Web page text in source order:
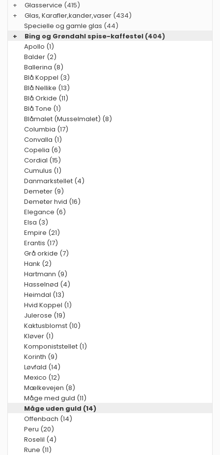
+
Glasservice (415)
+
Glas, Karafler,kander,vaser (434)
Specielle og gamle glas (44)
+
Bing og Grøndahl spise-kaffestel (404)
Apollo (1)
Balder (2)
Ballerina (8)
Blå Koppel (3)
Blå Nellike (13)
Blå Orkide (11)
Blå Tone (1)
Blåmalet (Musselmalet) (8)
Columbia (17)
Convalla (1)
Copelia (6)
Cordial (15)
Cumulus (1)
Danmarkstellet (4)
Demeter (9)
Demeter hvid (16)
Elegance (6)
Elsa (3)
Empire (21)
Erantis (17)
Grå orkide (7)
Hank (2)
Hartmann (9)
Hasselnød (4)
Heimdal (13)
Hvid Koppel (1)
Julerose (19)
Kaktusblomst (10)
Kløver (1)
Komponiststellet (1)
Korinth (9)
Løvfald (14)
Mexico (12)
Mælkevejen (8)
Måge med guld (11)
Måge uden guld (14)
Offenbach (14)
Peru (20)
Roselil (4)
Rune (11)